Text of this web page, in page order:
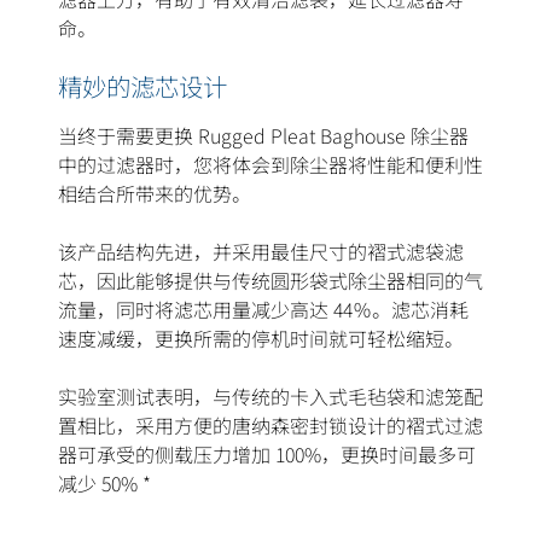
命。
精妙的滤芯设计
当终于需要更换 Rugged Pleat Baghouse 除尘器
中的过滤器时，您将体会到除尘器将性能和便利性
相结合所带来的优势。
该产品结构先进，并采用最佳尺寸的褶式滤袋滤
芯，因此能够提供与传统圆形袋式除尘器相同的气
流量，同时将滤芯用量减少高达 44％。滤芯消耗
速度减缓，更换所需的停机时间就可轻松缩短。
实验室测试表明，与传统的卡入式毛毡袋和滤笼配
置相比，采用方便的唐纳森密封锁设计的褶式过滤
器可承受的侧载压力增加 100%，更换时间最多可
减少 50% *